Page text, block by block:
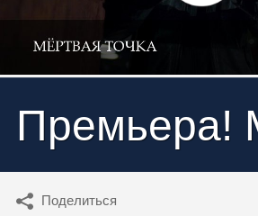
Премьера!
Поделиться